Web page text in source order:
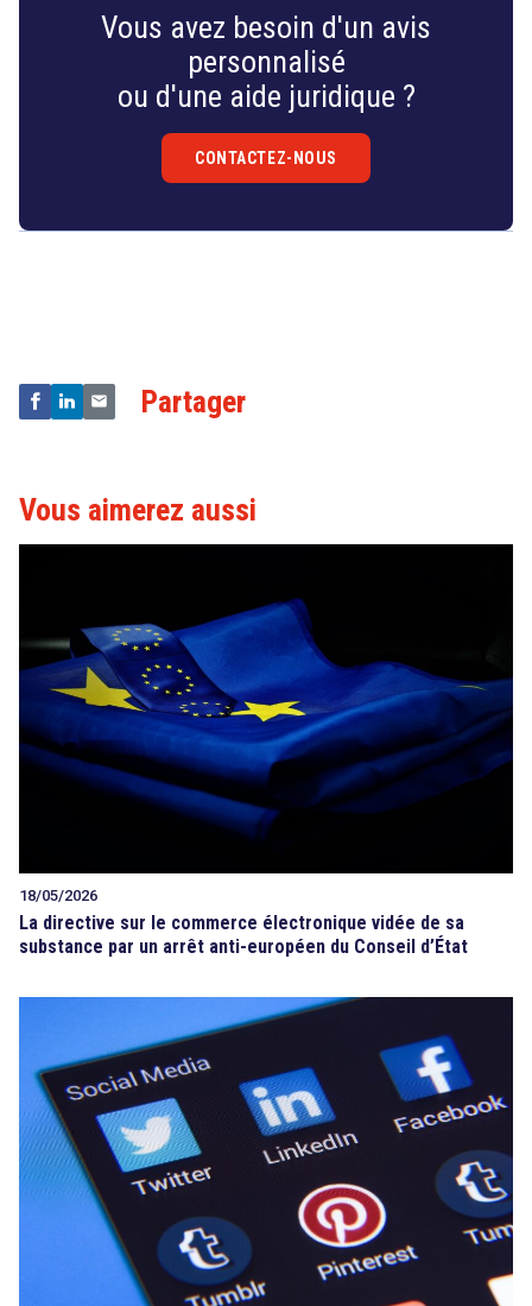
Vous avez besoin d'un avis
personnalisé
ou d'une aide juridique ?
CONTACTEZ-NOUS
Partager
Vous aimerez aussi
18/05/2026
La directive sur le commerce électronique vidée de sa
substance par un arrêt anti-européen du Conseil d’État